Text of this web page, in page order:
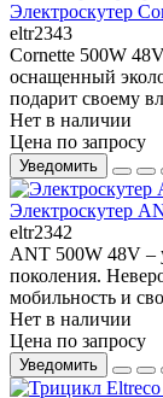
Электроскутер
eltr2343
Cornette 500W
оснащенный
подарит своему
Нет в наличии
Цена по запросу
Уведомить
Электроскутер
eltr2342
ANT 500W 48V –
поколения.
мобильность и
Нет в наличии
Цена по запросу
Уведомить